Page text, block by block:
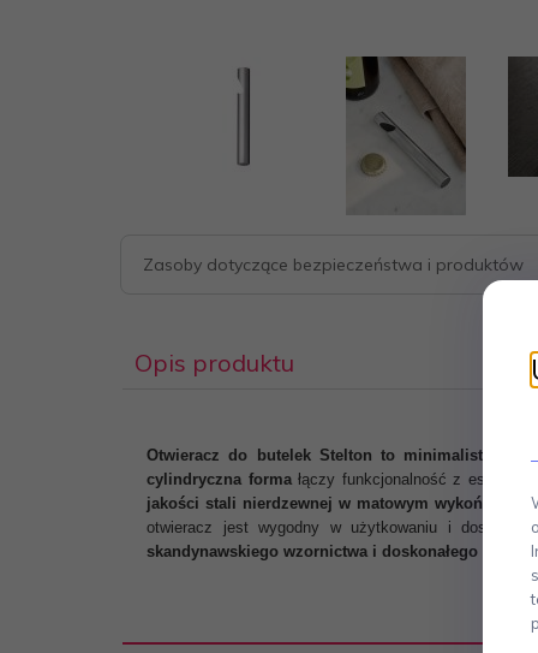
Zasoby dotyczące bezpieczeństwa i produktów
Opis produktu
Otwieracz do butelek Stelton to minimalistyczny
cylindryczna formałączy funkcjonalność z
jakości stali nierdzewnej w matowym wykończeniu
otwieracz jest wygodny w użytkowaniu i
skandynawskiego wzornictwa i doskonałego